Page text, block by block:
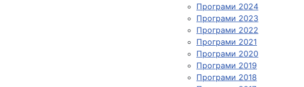
Програми 2024
Програми 2023
Програми 2022
Програми 2021
Програми 2020
Програми 2019
Програми 2018